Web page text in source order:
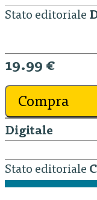
Stato editoriale
19.99 €
Compra
Digitale
Stato editoriale